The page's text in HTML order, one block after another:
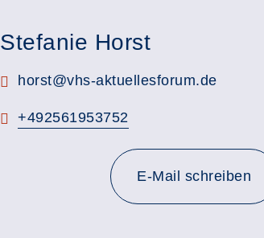
Stefanie Horst
E-Mail:
horst@vhs-aktuellesforum.de
Telefon:
+492561953752
E-Mail schreiben